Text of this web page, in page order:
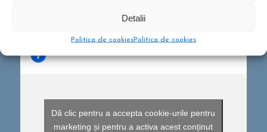
Detalii
Politica de cookiesPolitica de cookies
Dă clic pentru a accepta cookie-urile pentru
marketing și pentru a activa acest conținut